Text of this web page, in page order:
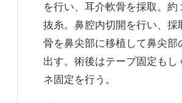
を行い、耳介軟骨を採取。約
抜糸。鼻腔内切開を行い、採
骨を鼻尖部に移植して鼻尖部
出す。術後はテープ固定もし
ネ固定を行う。